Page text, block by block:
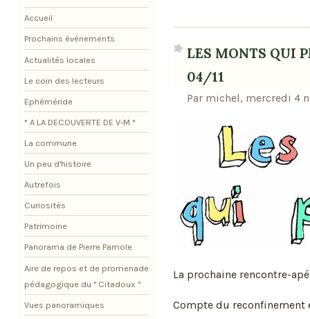
LES MONTS QUI
04/11
Par michel, mercredi 4
La prochaine rencontre-
Compte du
Accueil
Prochains événements
Actualités locales
Le coin des lecteurs
Ephéméride
* A LA DECOUVERTE DE V-M *
La commune
Un peu d'histoire
Autrefois
Curiosités
Patrimoine
Panorama de Pierre Pamole
Aire de repos et de promenade
pédagogique du " Citadoux "
Vues panoramiques